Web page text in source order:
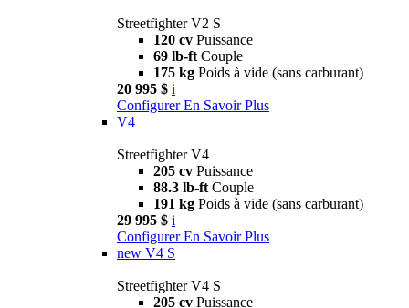
Streetfighter V2 S
120 cv Puissance
69 lb-ft Couple
175 kg Poids à vide (sans carburant)
20 995 $ i
Configurer En Savoir Plus
V4
Streetfighter V4
205 cv Puissance
88.3 lb-ft Couple
191 kg Poids à vide (sans carburant)
29 995 $ i
Configurer En Savoir Plus
new V4 S
Streetfighter V4 S
205 cv Puissance